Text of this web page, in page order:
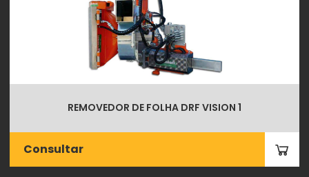
REMOVEDOR DE FOLHA DRF VISION 1
Consultar